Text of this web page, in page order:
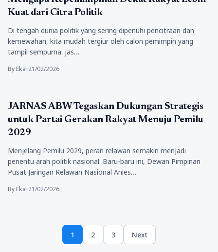
Kuat dari Citra Politik
Di tengah dunia politik yang sering dipenuhi pencitraan dan
kemewahan, kita mudah tergiur oleh calon pemimpin yang
tampil sempurna: jas…
By Eka•21/02/2026
Politik
JARNAS ABW Tegaskan Dukungan Strategis
untuk Partai Gerakan Rakyat Menuju Pemilu
2029
Menjelang Pemilu 2029, peran relawan semakin menjadi
penentu arah politik nasional. Baru-baru ini, Dewan Pimpinan
Pusat Jaringan Relawan Nasional Anies…
By Eka•21/02/2026
Page
1 Page
2 Page
3 Next